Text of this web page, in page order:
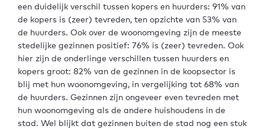
een duidelijk verschil tussen kopers en huurders: 91% van
de kopers is (zeer) tevreden, ten opzichte van 53% van
de huurders. Ook over de woonomgeving zijn de meeste
stedelijke gezinnen positief: 76% is (zeer) tevreden. Ook
hier zijn de onderlinge verschillen tussen huurders en
kopers groot: 82% van de gezinnen in de koopsector is
blij met hun woonomgeving, in vergelijking tot 68% van
de huurders. Gezinnen zijn ongeveer even tevreden met
hun woonomgeving als de andere huishoudens in de
stad. Wel blijkt dat gezinnen buiten de stad nog een stuk